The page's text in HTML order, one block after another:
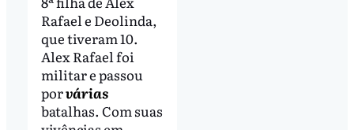
Rafael e Deolinda,
que tiveram 10.
Alex Rafael foi
militar e passou
porvárias
batalhas. Com suas